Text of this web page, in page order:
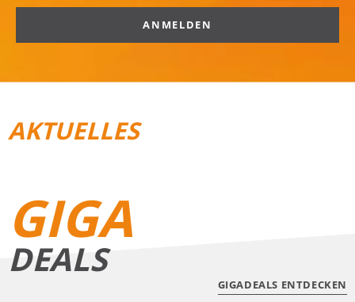
ANMELDEN
AKTUELLES
GIGA
DEALS
GIGADEALS ENTDECKEN